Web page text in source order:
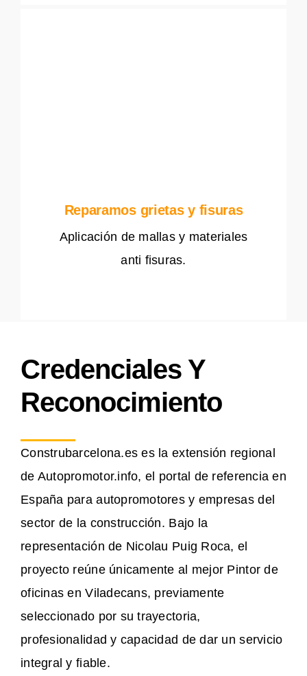
Reparamos grietas y fisuras
Aplicación de mallas y materiales
anti fisuras.
Credenciales Y
Reconocimiento
Construbarcelona.es es la extensión regional
de Autopromotor.info, el portal de referencia en
España para autopromotores y empresas del
sector de la construcción. Bajo la
representación de Nicolau Puig Roca, el
proyecto reúne únicamente al mejor Pintor de
oficinas en Viladecans, previamente
seleccionado por su trayectoria,
profesionalidad y capacidad de dar un servicio
integral y fiable.